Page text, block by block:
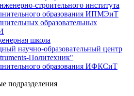
строительного института
образования ИПМЭиТ
образовательных
школа
научно-образовательный центр
Политехник"
образования ИФКСиТ
подразделения